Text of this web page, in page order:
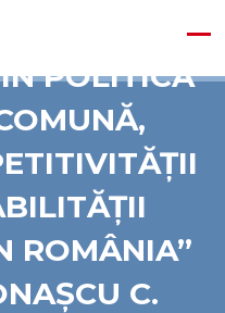
PE
POLITICA
ROMÂNIA”
C.